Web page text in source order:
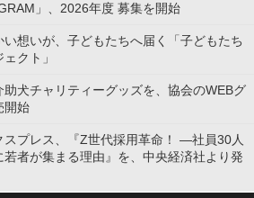
」、2026年度 募集を開始
想いが、子どもたちへ届く「子どもたち
クト」
助犬チャリティーグッズを、協会のWEBグ
開始
スプレス、『Z世代採用革命！ ―社員30人
者が集まる理由』を、中央経済社より発